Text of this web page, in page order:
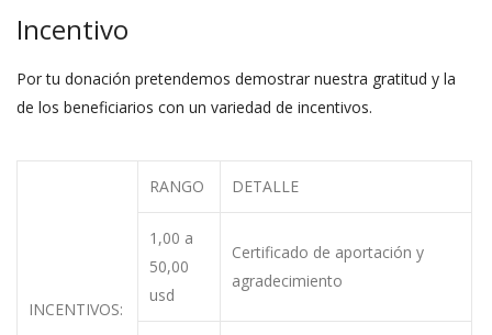
Incentivo
Por tu donación pretendemos demostrar nuestra gratitud y la
de los beneficiarios con un variedad de incentivos.
INCENTIVOS:
RANGO DETALLE
1,00 a
50,00
usd
Certificado de aportación y
agradecimiento